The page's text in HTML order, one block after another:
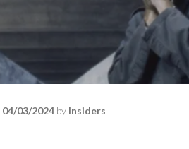
04/03/2024by Insiders